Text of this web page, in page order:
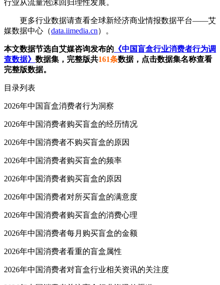
行业从流量泡沫回归理性发展。
更多行业数据请查看全球新经济商业情报数据平台——艾
媒数据中心（data.iimedia.cn）。
本文数据节选自艾媒咨询发布的 《中国盲盒行业消费者行为调
查数据》 数据集，完整版共161条数据，点击数据集名称查看
完整版数据。
目录列表
2026年中国盲盒消费者行为洞察
2026年中国消费者购买盲盒的经历情况
2026年中国消费者不购买盲盒的原因
2026年中国消费者购买盲盒的频率
2026年中国消费者购买盲盒的原因
2026年中国消费者对所买盲盒的满意度
2026年中国消费者购买盲盒的消费心理
2026年中国消费者每月购买盲盒的金额
2026年中国消费者看重的盲盒属性
2026年中国消费者对盲盒行业相关资讯的关注度